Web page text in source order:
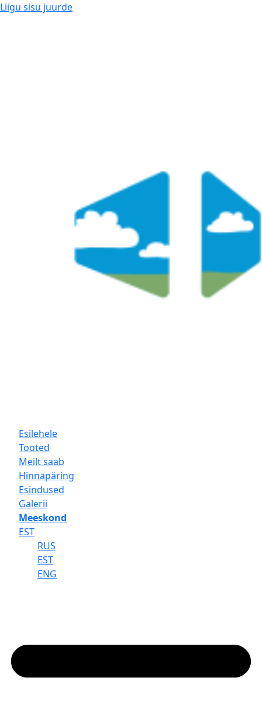
Liigu sisu juurde
Esilehele
Tooted
Meilt saab
Hinnapäring
Esindused
Galerii
Meeskond
EST
RUS
EST
ENG